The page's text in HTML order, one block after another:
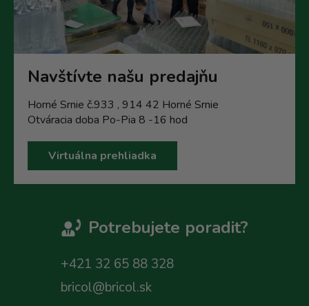
Navštívte našu predajňu
Horné Srnie č.933 , 914 42 Horné Srnie
Otváracia doba Po-Pia 8 -16 hod
Virtuálna prehliadka
Potrebujete poradit?
+421 32 65 88 328
bricol@bricol.sk